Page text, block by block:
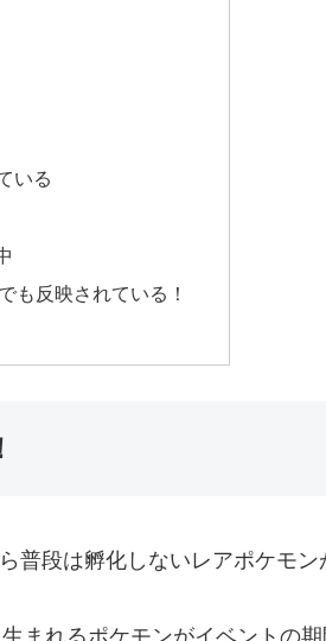
いる
も反映されている！
普段は孵化しないレアポケモン